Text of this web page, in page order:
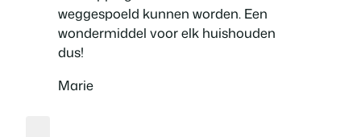
weggespoeld kunnen worden. Een
wondermiddel voor elk huishouden
dus!
Marie